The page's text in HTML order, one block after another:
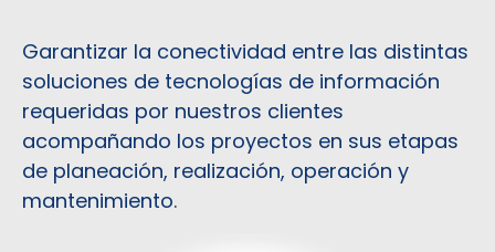
Garantizar la conectividad entre las distintas
soluciones de tecnologías de información
requeridas por nuestros clientes
acompañando los proyectos en sus etapas
de planeación, realización, operación y
mantenimiento.